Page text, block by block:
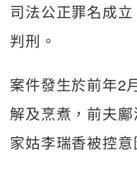
司法公正罪名成
判刑。
案件發生於前年2
解及烹煮，前夫
家姑李瑞香被控